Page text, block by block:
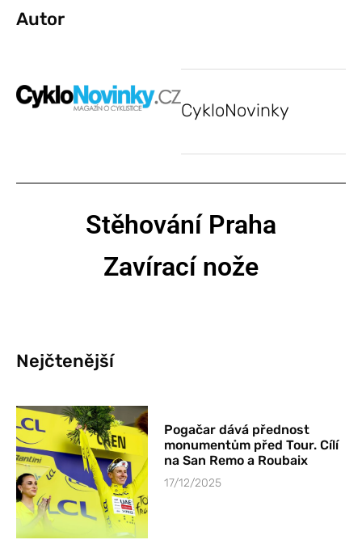
Autor
CykloNovinky
Stěhování Praha
Zavírací nože
Nejčtenější
Pogačar dává přednost
monumentům před Tour. Cílí
na San Remo a Roubaix
17/12/2025